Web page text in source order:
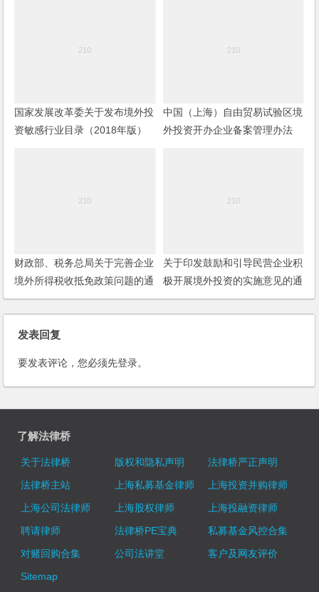
国家发展改革委关于发布境外投
资敏感行业目录（2018年版）
中国（上海）自由贸易试验区境
外投资开办企业备案管理办法
财政部、税务总局关于完善企业
境外所得税收抵免政策问题的通
知
关于印发鼓励和引导民营企业积
极开展境外投资的实施意见的通
知
发表回复
要发表评论，您必须先登录。
了解法律桥
关于法律桥 版权和隐私声明
法律桥严正声明
法律桥主站
上海私募基金律师
上海投资并购律师
上海公司法律师
上海股权律师
上海投融资律师
聘请律师
法律桥PE宝典
私募基金风控合集
对赌回购合集
公司法讲堂
客户及网友评价
Sitemap